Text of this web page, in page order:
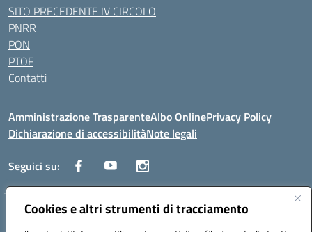
Cookies e altri strumenti di tracciamento
SITO PRECEDENTE IV CIRCOLO
PNRR
PON
PTOF
Contatti
Amministrazione TrasparenteAlbo OnlinePrivacy Policy
Dichiarazione di accessibilitàNote legali
Seguici su:
Traversa Fondo d'Orto n.19B - Cap 80053 - Castellammare di Stabia
(NA) - Tel. 0818701043 - Mail: naic847006@istruzione.it - PEC: